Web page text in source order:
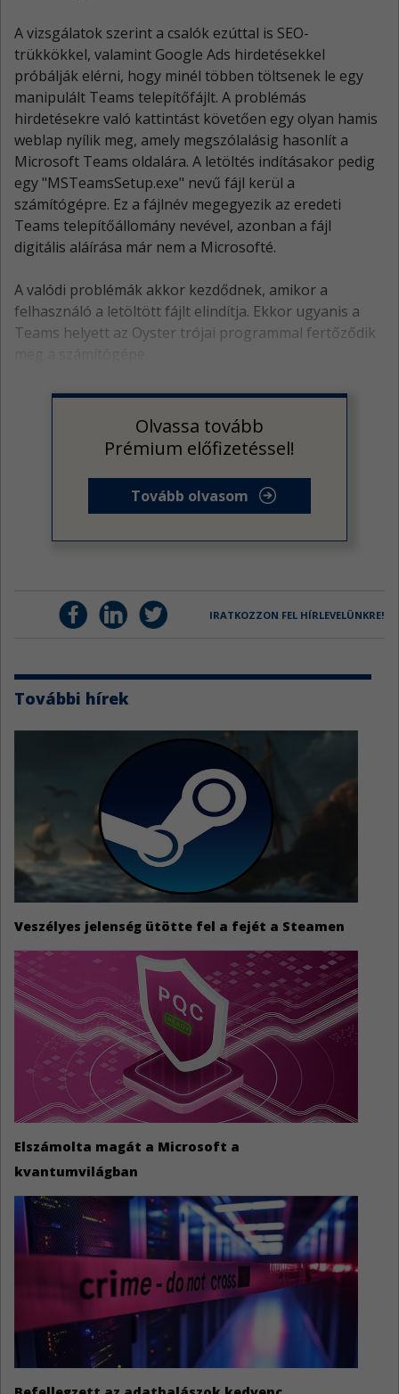
A vizsgálatok szerint a csalók ezúttal is SEO-
trükkökkel, valamint Google Ads hirdetésekkel
próbálják elérni, hogy minél többen töltsenek le egy
manipulált Teams telepítőfájlt. A problémás
hirdetésekre való kattintást követően egy olyan hamis
weblap nyílik meg, amely megszólalásig hasonlít a
Microsoft Teams oldalára. A letöltés indításakor pedig
egy "MSTeamsSetup.exe" nevű fájl kerül a
számítógépre. Ez a fájlnév megegyezik az eredeti
Teams telepítőállomány nevével, azonban a fájl
digitális aláírása már nem a Microsofté.
A valódi problémák akkor kezdődnek, amikor a
felhasználó a letöltött fájlt elindítja. Ekkor ugyanis a
Teams helyett az Oyster trójai programmal fertőződik
Olvassa tovább
Prémium előfizetéssel!
Tovább olvasom
IRATKOZZON FEL HÍRLEVELÜNKRE!
További hírek
Veszélyes jelenség ütötte fel a fejét a Steamen
Elszámolta magát a Microsoft a
kvantumvilágban